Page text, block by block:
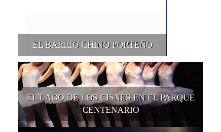
EL BARRIO CHINO PORTEÑO
EL LAGO DE LOS CISNES EN EL PARQUE
CENTENARIO